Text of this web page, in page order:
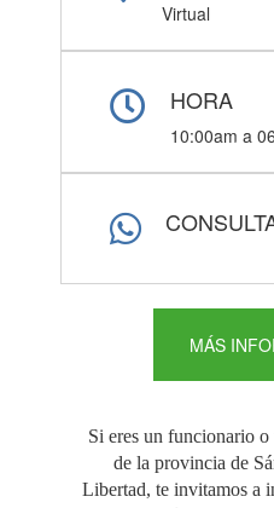
Virtual
HORA
10:00am a
MÁS
Si eres un funcionario
de la provincia de
Libertad, te invitamos a